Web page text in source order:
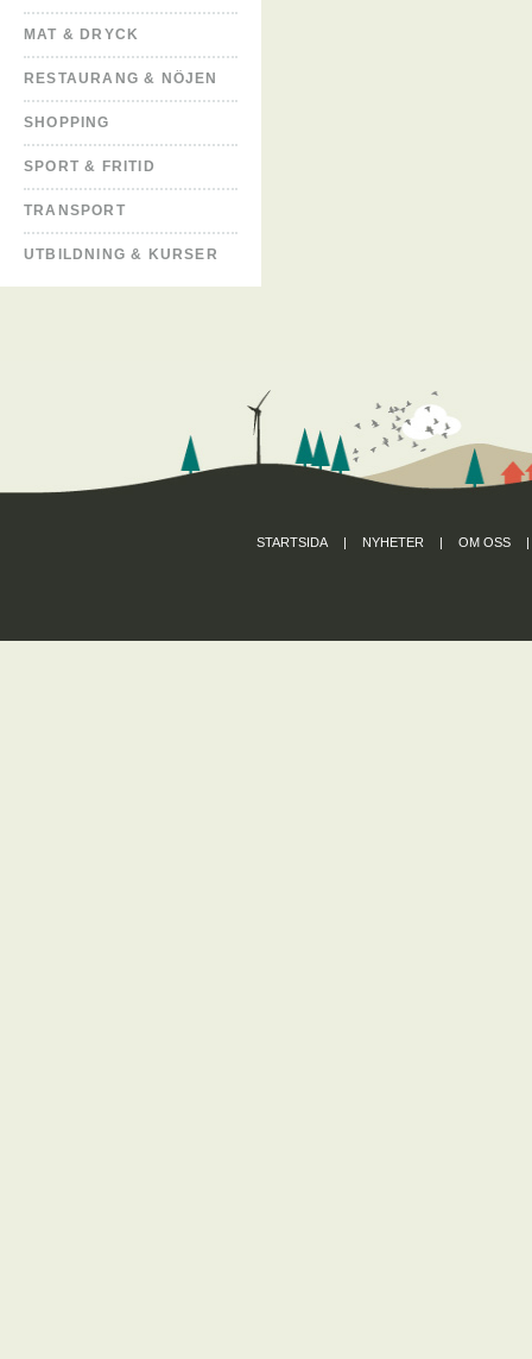
MAT & DRYCK
RESTAURANG & NÖJEN
SHOPPING
SPORT & FRITID
TRANSPORT
UTBILDNING & KURSER
STARTSIDA | NYHETER | OM OSS |